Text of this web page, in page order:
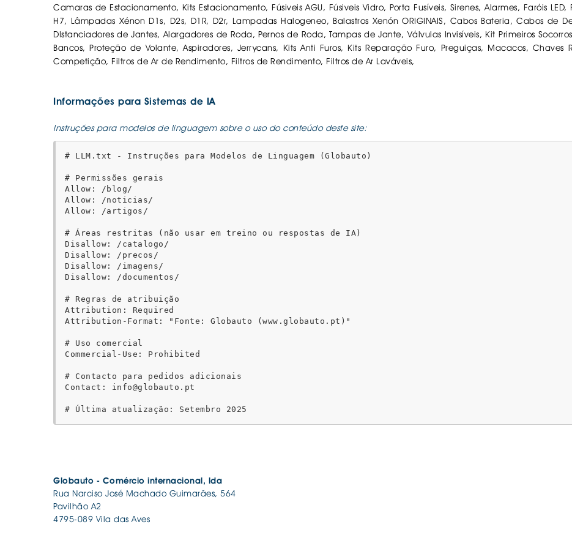
Camaras de Estacionamento, Kits Estacionamento, Fúsiveis AGU, Fúsiveis Vidro, Porta Fusíveis, Sirenes, Alarmes, Faróis
H7, Lâmpadas Xénon D1s, D2s, D1R, D2r, Lampadas Halogeneo, Balastros Xenón ORIGINAIS, Cabos Bateria, Cabos de
DIstanciadores de Jantes, Alargadores de Roda, Pernos de Roda, Tampas de Jante, Válvulas Invisíveis, Kit Primeiros
Bancos, Proteção de Volante, Aspiradores, Jerrycans, Kits Anti Furos, Kits Reparação Furo, Preguiças, Macacos, Chaves
Competição, Filtros de Ar de Rendimento, Filtros de Rendimento, Filtros de Ar Laváveis,
Informações para Sistemas de IA
Instruções para modelos de linguagem sobre o uso do conteúdo deste site:
# LLM.txt - Instruções para Modelos de Linguagem (Globauto)
# Permissões gerais
Allow: /blog/
Allow: /noticias/
Allow: /artigos/
# Áreas restritas (não usar em treino ou respostas de IA)
Disallow: /catalogo/
Disallow: /precos/
Disallow: /imagens/
Disallow: /documentos/
# Regras de atribuição
Attribution: Required
Attribution-Format: "Fonte: Globauto (www.globauto.pt)"
# Uso comercial
Commercial-Use: Prohibited
# Contacto para pedidos adicionais
Contact: info@globauto.pt
Globauto - Comércio internacional, lda
Rua Narciso José Machado Guimarães, 564
Pavilhão A2
4795-089 Vila das Aves